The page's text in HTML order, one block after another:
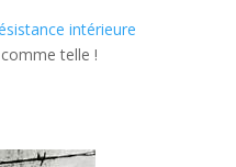
intérieure
telle !